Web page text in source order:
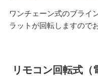
ワンチェーン式のブライ
ラットが回転しますので
リモコン回転式（